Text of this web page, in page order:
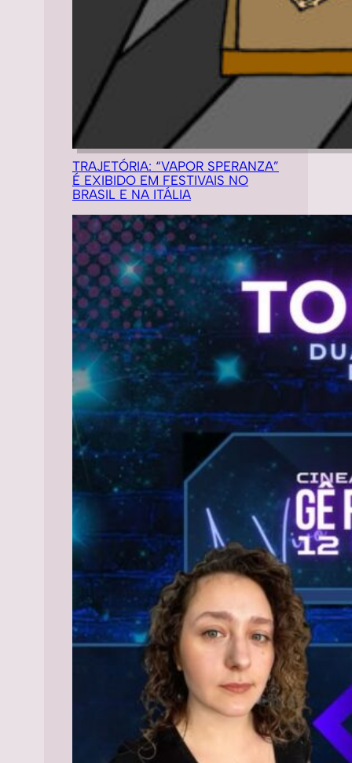
TRAJETÓRIA: “VAPOR SPERANZA”
É EXIBIDO EM FESTIVAIS NO
BRASIL E NA ITÁLIA